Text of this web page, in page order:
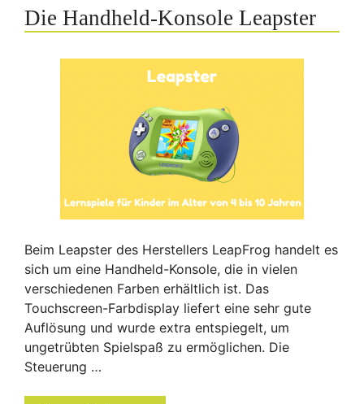
Die Handheld-Konsole Leapster
Beim Leapster des Herstellers LeapFrog handelt es
sich um eine Handheld-Konsole, die in vielen
verschiedenen Farben erhältlich ist. Das
Touchscreen-Farbdisplay liefert eine sehr gute
Auflösung und wurde extra entspiegelt, um
ungetrübten Spielspaß zu ermöglichen. Die
Steuerung …